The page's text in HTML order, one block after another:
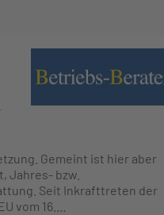
Gemeint ist hier aber
Jahres- bzw.
Seit Inkrafttreten der
vom 16.…